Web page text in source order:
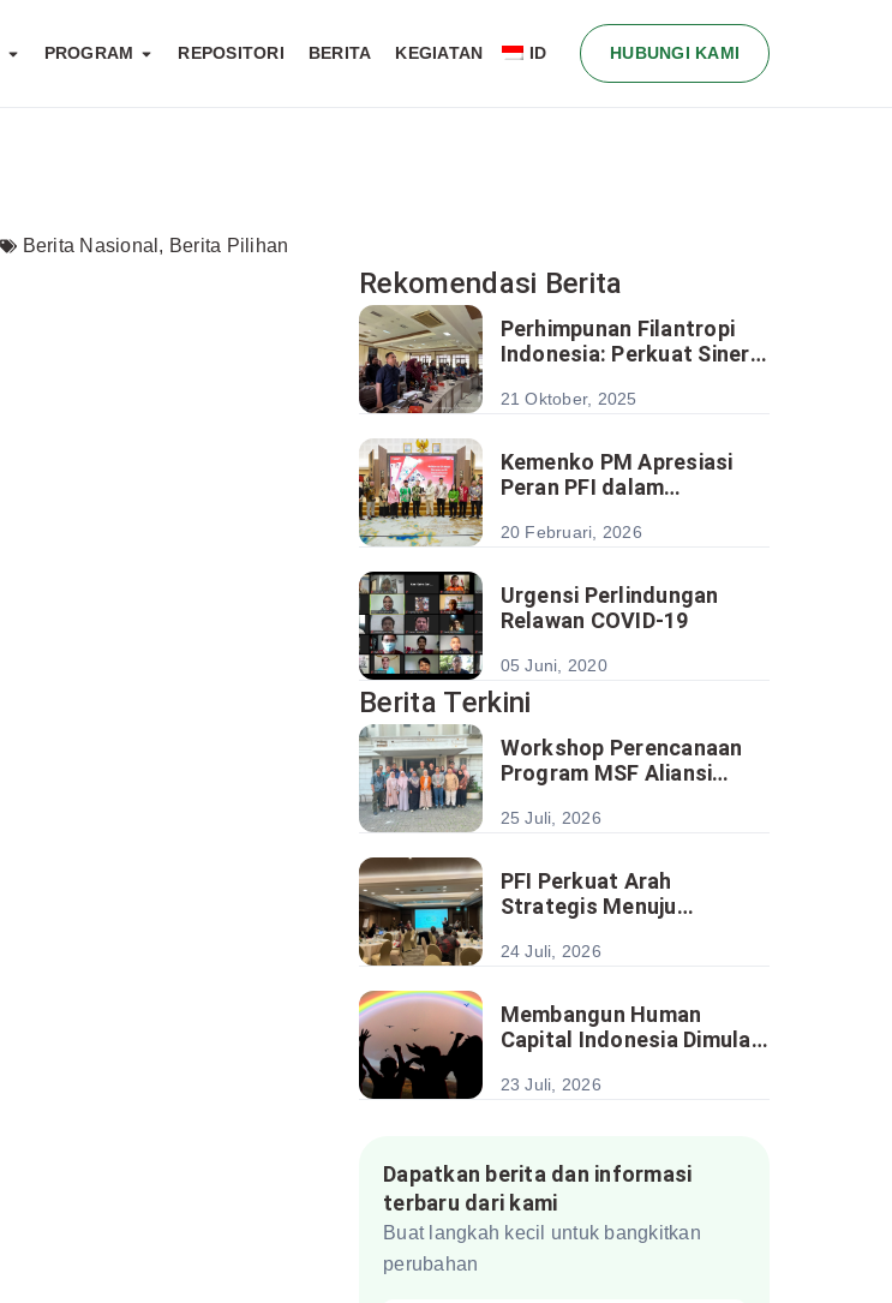
PROGRAM REPOSITORI BERITA KEGIATAN ID HUBUNGI KAMI
Berita Nasional , Berita Pilihan
Rekomendasi Berita
Perhimpunan Filantropi
Indonesia: Perkuat Sinergi
Penyusunan Rencana Aksi
Selatan 2025–2030
21 Oktober, 2025
Kemenko PM Apresiasi
Peran PFI dalam
Pengentasan Kemiskinan
20 Februari, 2026
Urgensi Perlindungan
Relawan COVID-19
05 Juni, 2020
Berita Terkini
Workshop Perencanaan
Program MSF Aliansi
Satukan Analisis Sektoral
Program Berbasis Desa
25 Juli, 2026
PFI Perkuat Arah
Strategis Menuju
Lebih Kolaboratif dan
24 Juli, 2026
Membangun Human
Capital Indonesia Dimulai
23 Juli, 2026
Dapatkan berita dan informasi
terbaru dari kami
Buat langkah kecil untuk bangkitkan
perubahan